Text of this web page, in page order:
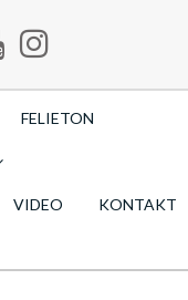
FELIETON
VIDEO KONTAKT